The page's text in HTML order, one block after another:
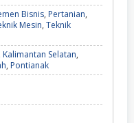
Bisnis, Pertanian,
Mesin, Teknik
Kalimantan Selatan,
, Pontianak